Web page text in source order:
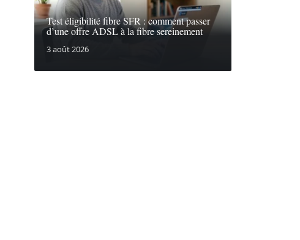
Test éligibilité fibre SFR : comment passer
d’une offre ADSL à la fibre sereinement
3 août 2026